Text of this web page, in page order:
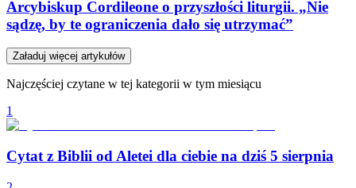
Arcybiskup Cordileone o przyszłości liturgii. „Nie
sądzę, by te ograniczenia dało się utrzymać”
Załaduj więcej artykułów
Najczęściej czytane w tej kategorii w tym miesiącu
1
Cytat z Biblii od Aletei dla ciebie na dziś 5 sierpnia